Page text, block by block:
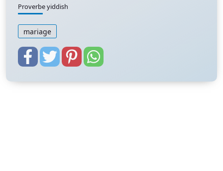
Proverbe yiddish
mariage